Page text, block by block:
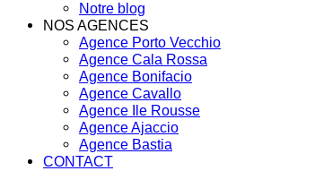
Notre blog
NOS AGENCES
Agence Porto Vecchio
Agence Cala Rossa
Agence Bonifacio
Agence Cavallo
Agence Ile Rousse
Agence Ajaccio
Agence Bastia
CONTACT